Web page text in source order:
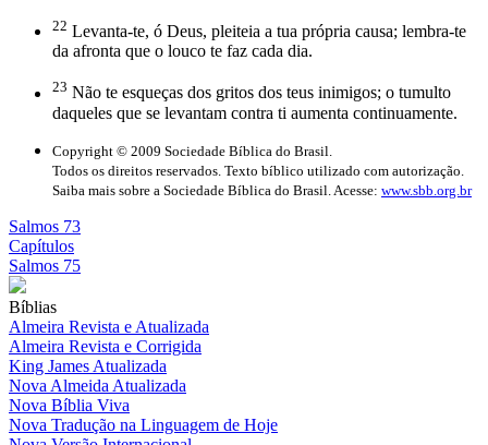
22 Levanta-te, ó Deus, pleiteia a tua própria causa; lembra-te
da afronta que o louco te faz cada dia.
23 Não te esqueças dos gritos dos teus inimigos; o tumulto
daqueles que se levantam contra ti aumenta continuamente.
Copyright © 2009 Sociedade Bíblica do Brasil.
Todos os direitos reservados. Texto bíblico utilizado com autorização.
Saiba mais sobre a Sociedade Bíblica do Brasil. Acesse: www.sbb.org.br
Salmos 73
Capítulos
Salmos 75
Bíblias
Almeira Revista e Atualizada
Almeira Revista e Corrigida
King James Atualizada
Nova Almeida Atualizada
Nova Bíblia Viva
Nova Tradução na Linguagem de Hoje